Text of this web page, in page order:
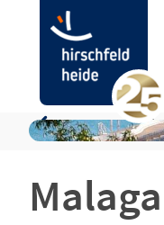
Malaga: Das
Programm-